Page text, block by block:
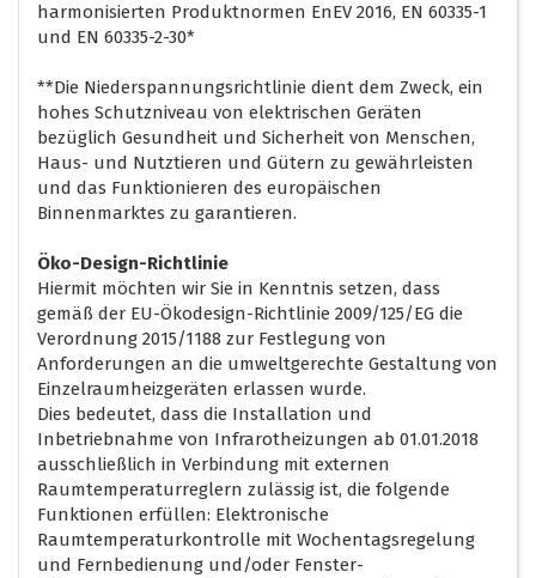
harmonisierten Produktnormen EnEV 2016, EN 60335-1
und EN 60335-2-30*
**Die Niederspannungsrichtlinie dient dem Zweck, ein
hohes Schutzniveau von elektrischen Geräten
bezüglich Gesundheit und Sicherheit von Menschen,
Haus- und Nutztieren und Gütern zu gewährleisten
und das Funktionieren des europäischen
Binnenmarktes zu garantieren.
Öko-Design-Richtlinie
Hiermit möchten wir Sie in Kenntnis setzen, dass
gemäß der EU-Ökodesign-Richtlinie 2009/125/EG die
Verordnung 2015/1188 zur Festlegung von
Anforderungen an die umweltgerechte Gestaltung von
Einzelraumheizgeräten erlassen wurde.
Dies bedeutet, dass die Installation und
Inbetriebnahme von Infrarotheizungen ab 01.01.2018
ausschließlich in Verbindung mit externen
Raumtemperaturreglern zulässig ist, die folgende
Funktionen erfüllen: Elektronische
Raumtemperaturkontrolle mit Wochentagsregelung
und Fernbedienung und/oder Fenster-